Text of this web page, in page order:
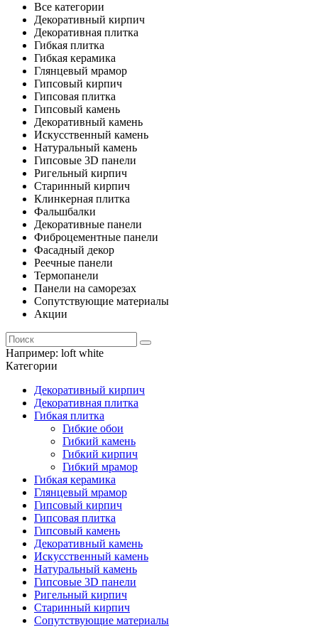
Все категории
Декоративный кирпич
Декоративная плитка
Гибкая плитка
Гибкая керамика
Глянцевый мрамор
Гипсовый кирпич
Гипсовая плитка
Гипсовый камень
Декоративный камень
Искусственный камень
Натуральный камень
Гипсовые 3D панели
Ригельный кирпич
Старинный кирпич
Клинкерная плитка
Фальшбалки
Декоративные панели
Фиброцементные панели
Фасадный декор
Реечные панели
Термопанели
Панели на саморезах
Сопутствующие материалы
Акции
Например: loft white
Категории
Декоративный кирпич
Декоративная плитка
Гибкая плитка
Гибкие обои
Гибкий камень
Гибкий кирпич
Гибкий мрамор
Гибкая керамика
Глянцевый мрамор
Гипсовый кирпич
Гипсовая плитка
Гипсовый камень
Декоративный камень
Искусственный камень
Натуральный камень
Гипсовые 3D панели
Ригельный кирпич
Старинный кирпич
Сопутствующие материалы